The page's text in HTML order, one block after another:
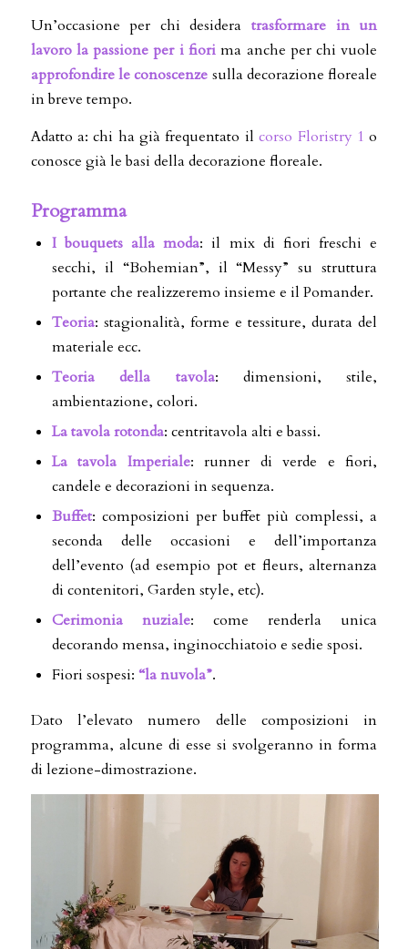
Un’occasione per chi desideratrasformare in un
lavoro la passione per i fiori ma anche per chi vuole
approfondire le conoscenze sulla decorazione floreale
in breve tempo.
Adatto a: chi ha già frequentato ilcorso Floristry 1 o
conosce già le basi della decorazione floreale.
Programma
I bouquets alla moda: il mix di fiori freschi e
secchi, il “Bohemian”, il “Messy” su struttura
portante che realizzeremo insieme e il Pomander.
Teoria: stagionalità, forme e tessiture, durata del
materiale ecc.
Teoria della tavola: dimensioni, stile,
ambientazione, colori.
La tavola rotonda: centritavola alti e bassi.
La tavola Imperiale: runner di verde e fiori,
candele e decorazioni in sequenza.
Buffet: composizioni per buffet più complessi, a
seconda delle occasioni e dell’importanza
dell’evento (ad esempio pot et fleurs, alternanza
di contenitori, Garden style, etc).
Cerimonia nuziale: come renderla unica
decorando mensa, inginocchiatoio e sedie sposi.
Fiori sospesi: “la nuvola”.
Dato l’elevato numero delle composizioni in
programma, alcune di esse si svolgeranno in forma
di lezione-dimostrazione.